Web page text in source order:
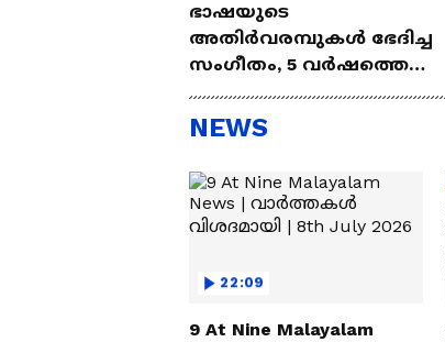
ഭാഷയുടെ
അതിർവരമ്പുകൾ ഭേദിച്ച
സംഗീതം, 5 വർഷത്തെ
പരിശ്രമം; 'ഏകത'യുമായി
സ്റ്റീഫൻ ദേവസി| Stephen
NEWS
22:09
9 At Nine Malayalam